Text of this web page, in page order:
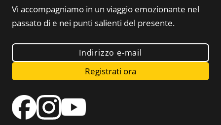
Vi accompagniamo in un viaggio emozionante nel
passato di e nei punti salienti del presente.
Indirizzo e-mail
Registrati ora